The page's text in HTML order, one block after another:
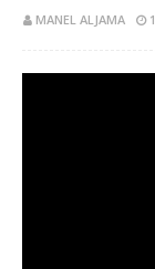
MANEL ALJAMA